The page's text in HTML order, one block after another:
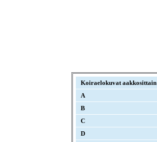
Koiraelokuvat aakkosittain
A
B
C
D